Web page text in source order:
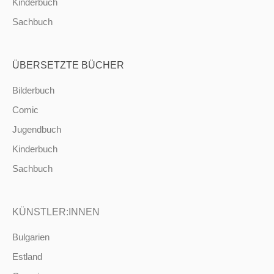
Kinderbuch
Sachbuch
ÜBERSETZTE BÜCHER
Bilderbuch
Comic
Jugendbuch
Kinderbuch
Sachbuch
KÜNSTLER:INNEN
Bulgarien
Estland